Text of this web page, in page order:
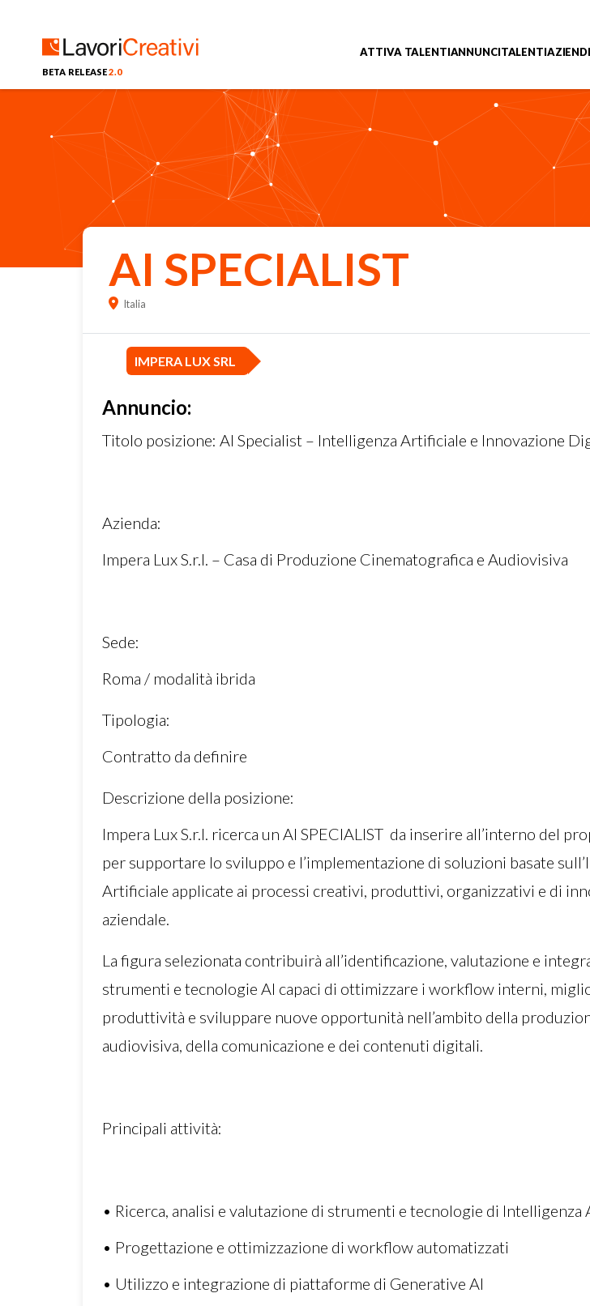
BETA RELEASE2.0
ATTIVA TALENTIANNUNCITALENTI
AI SPECIALIST
Italia
IMPERA LUX SRL
Annuncio:
Titolo posizione: AI Specialist – Intelligenza Artificiale e Innovazione
Azienda:
Impera Lux S.r.l. – Casa di Produzione Cinematografica e Audiovisiva
Sede:
Roma / modalità ibrida
Tipologia:
Contratto da definire
Descrizione della posizione:
Impera Lux S.r.l. ricerca un AI SPECIALIST da inserire all’interno del
per supportare lo sviluppo e l’implementazione di soluzioni basate
Artificiale applicate ai processi creativi, produttivi, organizzativi e di
aziendale.
La figura selezionata contribuirà all’identificazione, valutazione e
strumenti e tecnologie AI capaci di ottimizzare i workflow interni,
produttività e sviluppare nuove opportunità nell’ambito della
audiovisiva, della comunicazione e dei contenuti digitali.
Principali attività:
• Ricerca, analisi e valutazione di strumenti e tecnologie di Intelligenza
• Progettazione e ottimizzazione di workflow automatizzati
• Utilizzo e integrazione di piattaforme di Generative AI